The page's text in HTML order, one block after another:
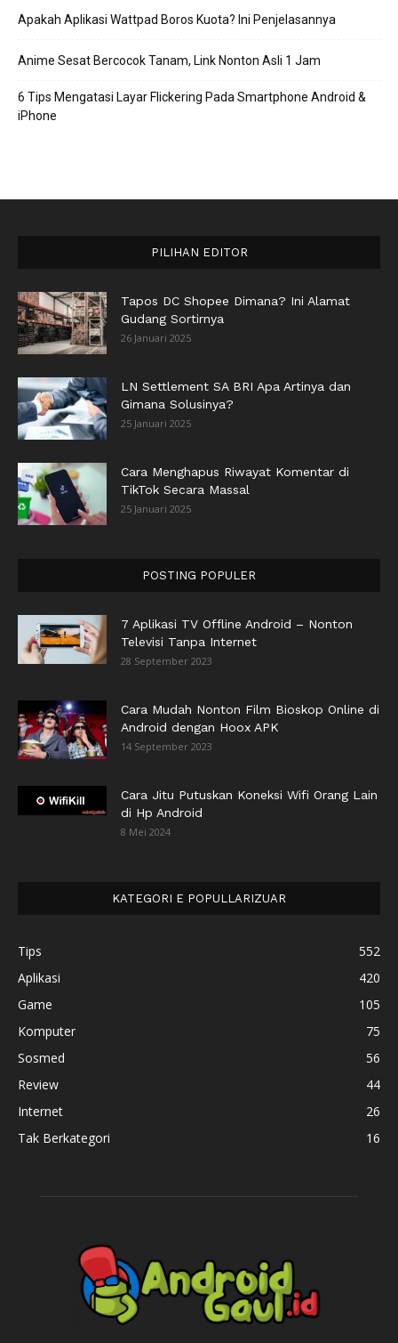
Apakah Aplikasi Wattpad Boros Kuota? Ini Penjelasannya
Anime Sesat Bercocok Tanam, Link Nonton Asli 1 Jam
6 Tips Mengatasi Layar Flickering Pada Smartphone Android &
iPhone
PILIHAN EDITOR
Tapos DC Shopee Dimana? Ini Alamat
Gudang Sortirnya
26 Januari 2025
LN Settlement SA BRI Apa Artinya dan
Gimana Solusinya?
25 Januari 2025
Cara Menghapus Riwayat Komentar di
TikTok Secara Massal
25 Januari 2025
POSTING POPULER
7 Aplikasi TV Offline Android – Nonton
Televisi Tanpa Internet
28 September 2023
Cara Mudah Nonton Film Bioskop Online di
Android dengan Hoox APK
14 September 2023
Cara Jitu Putuskan Koneksi Wifi Orang Lain
di Hp Android
8 Mei 2024
KATEGORI E POPULLARIZUAR
Tips
552
Aplikasi
420
Game
105
Komputer
75
Sosmed
56
Review
44
Internet
26
Tak Berkategori
16